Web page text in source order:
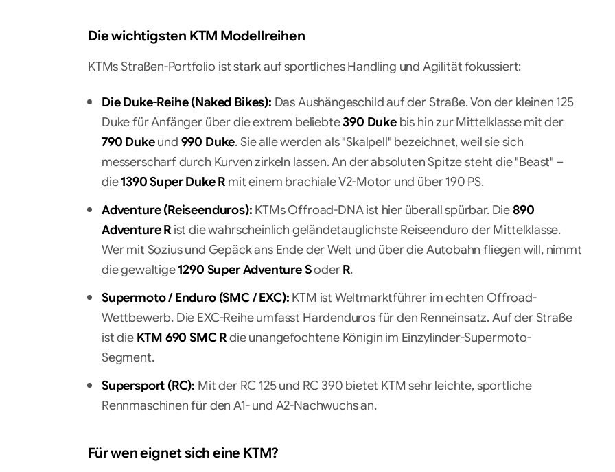
Die wichtigsten KTM Modellreihen
KTMs Straßen-Portfolio ist stark auf sportliches Handling und Agilität fokussiert:
Die Duke-Reihe (Naked Bikes):Das Aushängeschild auf der Straße. Von der kleinen 125
Duke für Anfänger über die extrem beliebte390 Dukebis hin zur Mittelklasse mit der
790 Dukeund990 Duke. Sie alle werden als "Skalpell" bezeichnet, weil sie sich
messerscharf durch Kurven zirkeln lassen. An der absoluten Spitze steht die "Beast" –
die1390 Super Duke Rmit einem brachiale V2-Motor und über 190 PS.
Adventure (Reiseenduros):KTMs Offroad-DNA ist hier überall spürbar. Die890
Adventure Rist die wahrscheinlich geländetauglichste Reiseenduro der Mittelklasse.
Wer mit Sozius und Gepäck ans Ende der Welt und über die Autobahn fliegen will, nimmt
die gewaltige1290 Super Adventure SoderR.
Supermoto / Enduro (SMC / EXC):KTM ist Weltmarktführer im echten Offroad-
Wettbewerb. Die EXC-Reihe umfasst Hardenduros für den Renneinsatz. Auf der Straße
ist dieKTM 690 SMC Rdie unangefochtene Königin im Einzylinder-Supermoto-
Segment.
Supersport (RC):Mit der RC 125 und RC 390 bietet KTM sehr leichte, sportliche
Rennmaschinen für den A1- und A2-Nachwuchs an.
Für wen eignet sich eine KTM?